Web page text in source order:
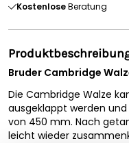
KostenloseBeratung
Bruder Cambridge
Die Cambridge Walze
ausgeklappt werden
von 450 mm. Nach
leicht wieder